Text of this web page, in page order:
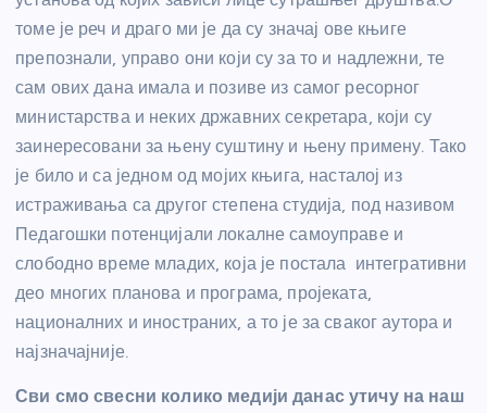
томе је реч и драго ми је да су значај ове књиге
препознали, управо они који су за то и надлежни, те
сам ових дана имала и позиве из самог ресорног
министарства и неких државних секретара, који су
заинересовани за њену суштину и њену примену. Тако
је било и са једном од мојих књига, насталој из
истраживања са другог степена студија, под називом
Педагошки потенцијали локалне самоуправе и
слободно време младих, која је постала интегративни
део многих планова и програма, пројеката,
националних и иностраних, а то је за сваког аутора и
најзначајније.
Сви смо свесни колико медији данас утичу на наш